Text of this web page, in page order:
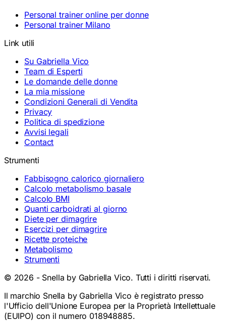
Personal trainer online per donne
Personal trainer Milano
Link utili
Su Gabriella Vico
Team di Esperti
Le domande delle donne
La mia missione
Condizioni Generali di Vendita
Privacy
Politica di spedizione
Avvisi legali
Contact
Strumenti
Fabbisogno calorico giornaliero
Calcolo metabolismo basale
Calcolo BMI
Quanti carboidrati al giorno
Diete per dimagrire
Esercizi per dimagrire
Ricette proteiche
Metabolismo
Strumenti
© 2026 - Snella by Gabriella Vico. Tutti i diritti riservati.
Il marchio Snella by Gabriella Vico è registrato presso
l'Ufficio dell'Unione Europea per la Proprietà Intellettuale
(EUIPO) con il numero 018948885.